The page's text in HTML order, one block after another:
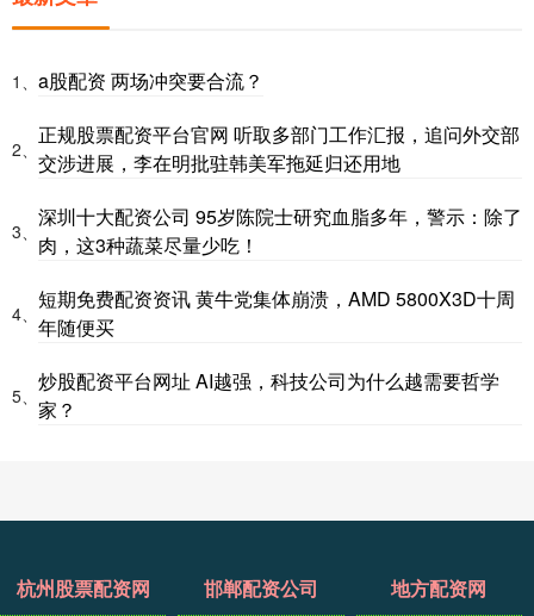
1、 a股配资 两场冲突要合流？
2、
正规股票配资平台官网 听取多部门工作汇报，追问外交部
交涉进展，李在明批驻韩美军拖延归还用地
3、
深圳十大配资公司 95岁陈院士研究血脂多年，警示：除了
肉，这3种蔬菜尽量少吃！
4、
短期免费配资资讯 黄牛党集体崩溃，AMD 5800X3D十周
年随便买
5、
炒股配资平台网址 AI越强，科技公司为什么越需要哲学
家？
杭州股票配资网 邯郸配资公司 地方配资网